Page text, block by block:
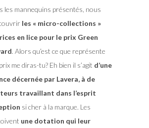
les mannequins présentés, nous
les « micro-collections »
en lice pour le prix Green
. Alors qu’est ce que représente
me diras-tu? Eh bien il s’agit d’une
décernée par Lavera, à de
travaillant dans l’esprit
si cher à la marque. Les
une dotation qui leur